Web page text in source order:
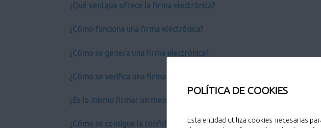
POLÍTICA DE COOKIES
Esta entidad utiliza cookies necesarias
¿Qué ventajas ofrece la firma electrónica?
¿Cómo funciona una firma electrónica?
¿Cómo se genera una firma electrónica?
¿Cómo se verifica una firma electrónica?
¿Es lo mismo firmar un mensaje que cifrarlo?
¿Cómo se consigue la confidencialidad?